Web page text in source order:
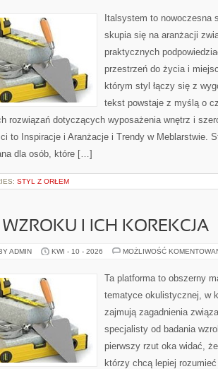
Italsystem to nowoczesna
skupia się na aranżacji
praktycznych
przestrzeń do życia i
którym styl łączy się z
tekst powstaje z myślą o
rozwiązań dotyczących wyposażenia wnętrz i
to Inspiracje i Aranżacje i Trendy w Meblarstwie.
dla osób, które […]
STYL Z ORŁEM
I ICH KOREKCJA
ADMIN KWI - 10 - 2026 MOŻLIWOŚĆ
Ta platforma to obszerny
tematyce okulistycznej, w
zajmują zagadnienia
specjalisty od badania
pierwszy rzut oka widać,
którzy chcą lepiej